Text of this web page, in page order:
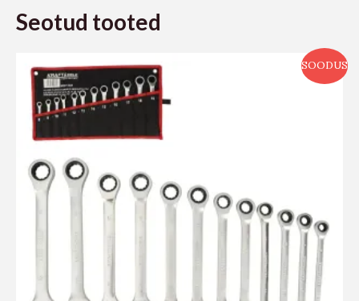
Seotud tooted
SOODUS